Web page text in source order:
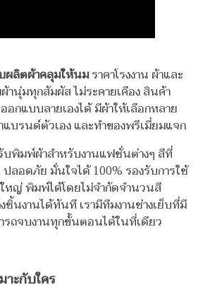
ผลิตผ้าคลุมให้นมราคาโรงงาน ผ้าและ
านุ่มทุกสัมผัส ไม่ระคายเคือง สินค้า
อกแบบลายเองได้ มีผ้าให้เลือกหลาย
บรนด์ตัวเอง และทำของพรีเมี่ยมแจก
บพิมพ์ผ้าสำหรับงานแฟชั่นต่างๆ สีที่
ลอดภัย มั่นใจได้ 100% รองรับการใช้
หญ่ พิมพ์ได้โดยไม่จำกัดจำนวนสี
ชิ้นงานได้ทันที เรามีทีมงานช่างเย็บที่มี
รถจบงานทุกขั้นตอนได้ในที่เดียว
ะกับใคร